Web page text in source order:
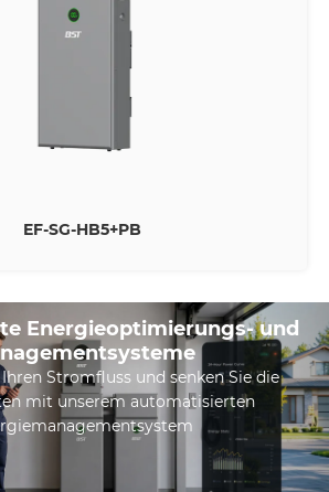
EF-SG-HB5+PB
Energieoptimierungs- und
Stromfluss und senken Sie die
mit unserem automatisierten